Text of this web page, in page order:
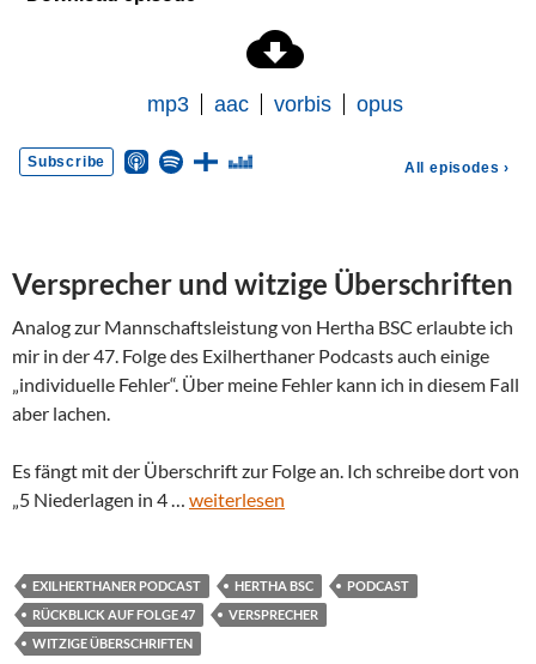
Versprecher und witzige Überschriften
Analog zur Mannschaftsleistung von Hertha BSC erlaubte ich
mir in der 47. Folge des Exilherthaner Podcasts auch einige
„individuelle Fehler“. Über meine Fehler kann ich in diesem Fall
aber lachen.
Es fängt mit der Überschrift zur Folge an. Ich schreibe dort von
„5 Niederlagen in 4 … weiterlesen
EXILHERTHANER PODCAST HERTHA BSC
PODCAST
RÜCKBLICK AUF FOLGE 47
VERSPRECHER
WITZIGE ÜBERSCHRIFTEN